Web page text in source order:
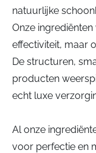
natuurlijke
Onze
effectiviteit, maar
De structuren,
producten
echt luxe
Al onze
voor perfectie en